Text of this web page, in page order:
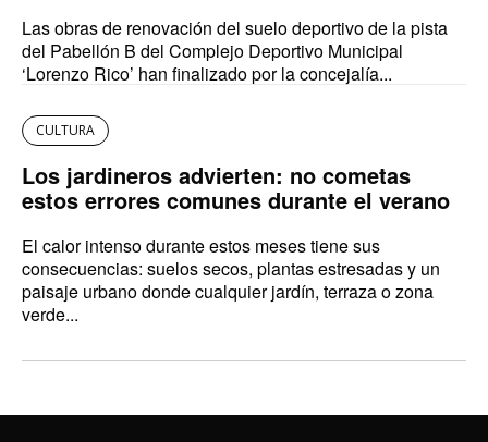
Las obras de renovación del suelo deportivo de la pista
del Pabellón B del Complejo Deportivo Municipal
‘Lorenzo Rico’ han finalizado por la concejalía...
CULTURA
Los jardineros advierten: no cometas
estos errores comunes durante el verano
El calor intenso durante estos meses tiene sus
consecuencias: suelos secos, plantas estresadas y un
paisaje urbano donde cualquier jardín, terraza o zona
verde...